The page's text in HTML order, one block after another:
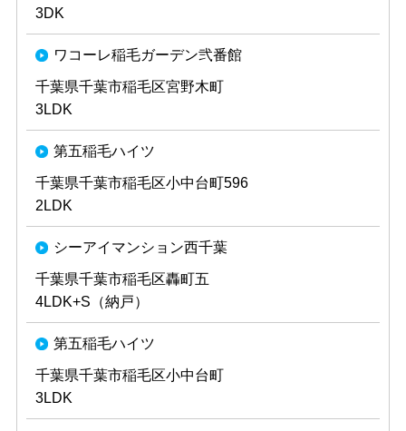
3DK
ワコーレ稲毛ガーデン弐番館
千葉県千葉市稲毛区宮野木町
3LDK
第五稲毛ハイツ
千葉県千葉市稲毛区小中台町596
2LDK
シーアイマンション西千葉
千葉県千葉市稲毛区轟町五
4LDK+S（納戸）
第五稲毛ハイツ
千葉県千葉市稲毛区小中台町
3LDK